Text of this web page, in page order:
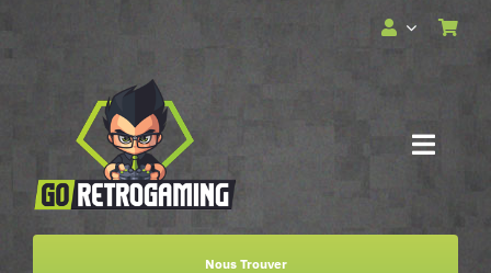
au
Toggle
Nous Trouver